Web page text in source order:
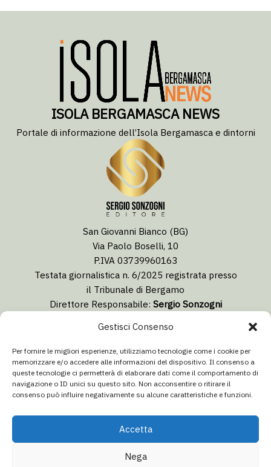
Gestisci Consenso
Per fornire le migliori esperienze, utilizziamo tecnologie come i cookie per
memorizzare e/o accedere alle informazioni del dispositivo. Il consenso a
queste tecnologie ci permetterà di elaborare dati come il comportamento di
navigazione o ID unici su questo sito. Non acconsentire o ritirare il
consenso può influire negativamente su alcune caratteristiche e funzioni.
Accetta
Nega
ISOLA BERGAMASCA NEWS
Portale di informazione dell’Isola Bergamasca e dintorni
San Giovanni Bianco (BG)
Via Paolo Boselli, 10
P.IVA 03739960163
Testata giornalistica n. 6/2025 registrata presso
il Tribunale di Bergamo
Direttore Responsabile: Sergio Sonzogni
redazione@isolabergamascanews.it
info@italiacommunication.com
Telefono: 0345 41834